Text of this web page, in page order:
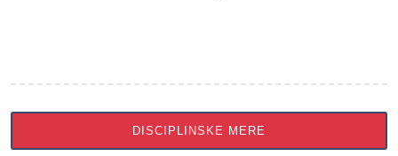
DISCIPLINSKE MERE